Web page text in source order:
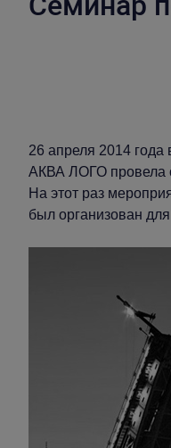
26 апреля 2014
АКВА ЛОГО провела
На этот раз
был организован